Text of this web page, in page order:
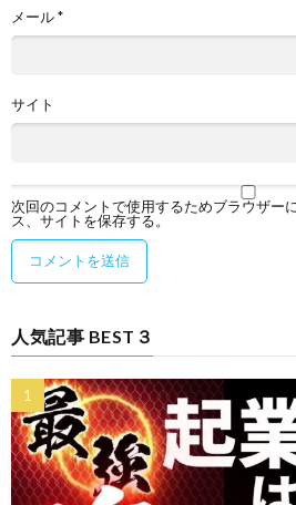
メール*
サイト
次回のコメントで使用するためブラウザー
ス、サイトを保存する。
人気記事 BEST３